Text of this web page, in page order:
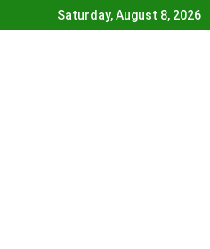
to
Saturday, August 8, 2026